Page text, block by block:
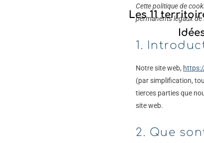
Les 11
Cette politique de
permanents légaux de
1.
Notre site web,
(par simplification,
tierces parties que
site web.
2. Que